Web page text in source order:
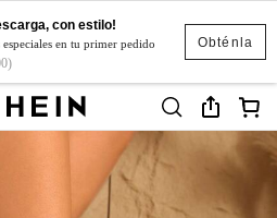
Obténla
con estilo!
especiales en tu primer pedido